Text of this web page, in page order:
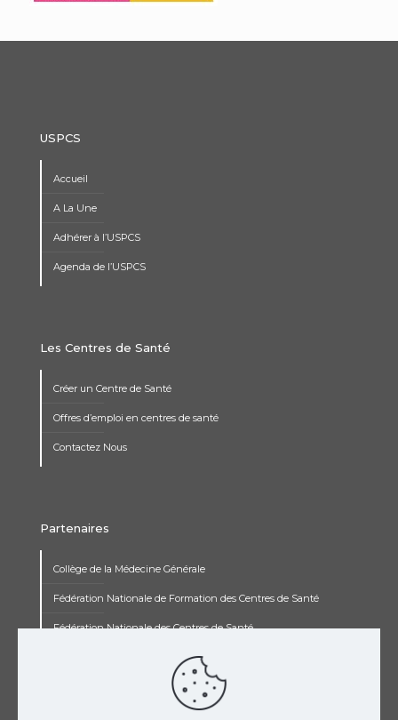
USPCS
Accueil
A La Une
Adhérer à l’USPCS
Agenda de l’USPCS
Les Centres de Santé
Créer un Centre de Santé
Offres d’emploi en centres de santé
Contactez Nous
Partenaires
Collège de la Médecine Générale
Fédération Nationale de Formation des Centres de Santé
Fédération Nationale des Centres de Santé
Institut de Recherche Jean François Rey